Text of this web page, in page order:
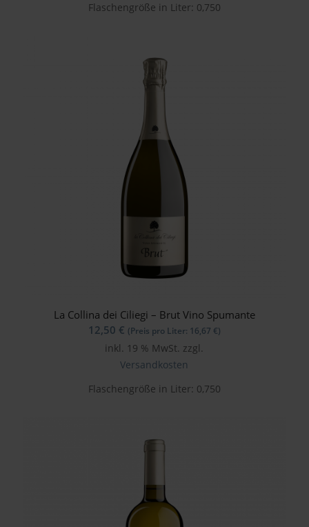
Flaschengröße in Liter: 0,750
La Collina dei Ciliegi – Brut Vino Spumante
12,50 € (Preis pro Liter: 16,67 €)
inkl. 19 % MwSt. zzgl.
Versandkosten
Flaschengröße in Liter: 0,750